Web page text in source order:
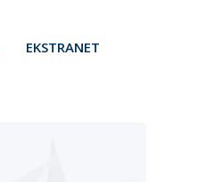
EKSTRANET